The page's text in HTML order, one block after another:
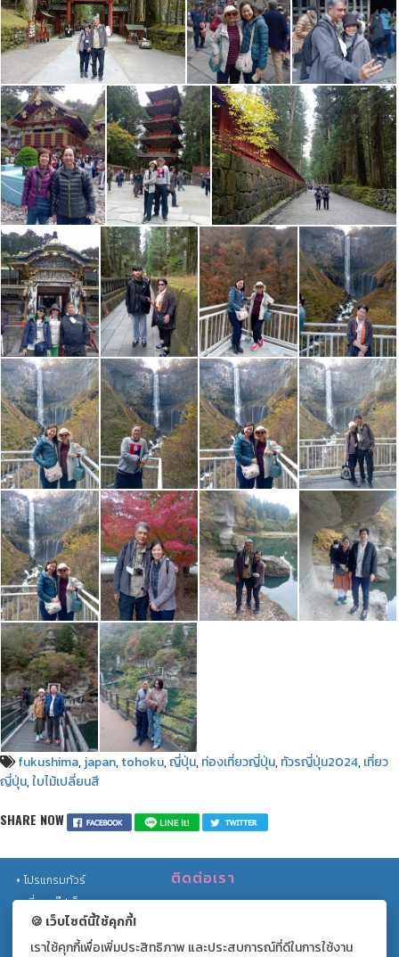
fukushima,japan,tohoku,ญี่ปุ่น,ท่องเที่ยวญี่ปุ่น,ทัวรญี่ปุ่น2024,เที่ยว
ญี่ปุ่น,ใบไม้เปลี่ยนสี
SHARE NOW
โปรแกรมทัวร์
เที่ยวกรุ๊ปเล็ก
ทัวร์รถไฟ
โปรโมชั่น
ติดต่อเรา
ยานนาวา กรุงเทพฯ 10120
🍪 เว็บไซต์นี้ใช้คุกกี้!
เราใช้คุกกี้เพื่อเพิ่มประสิทธิภาพ และประสบการณ์ที่ดีในการใช้งาน